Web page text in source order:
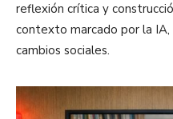
reflexión crítica y
contexto marcado por la IA,
cambios sociales.